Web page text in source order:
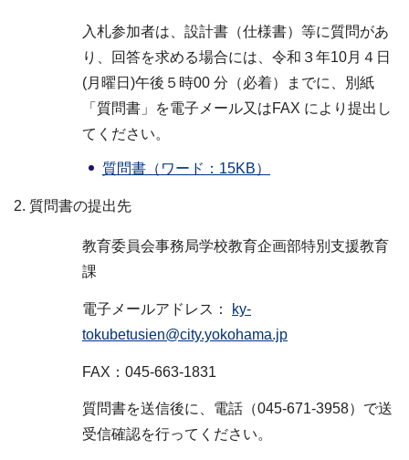
入札参加者は、設計書（仕様書）等に質問があ
り、回答を求める場合には、令和３年10月４日
(月曜日)午後５時00 分（必着）までに、別紙
「質問書」を電子メール又はFAX により提出し
てください。
質問書（ワード：15KB）
質問書の提出先
教育委員会事務局学校教育企画部特別支援教育
課
電子メールアドレス：
ky-
tokubetusien@city.yokohama.jp
FAX：045-663-1831
質問書を送信後に、電話（045-671-3958）で送
受信確認を行ってください。